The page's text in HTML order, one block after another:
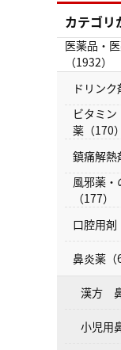
カテゴリ
医薬品・
（1932）
ドリンク
ビタミ
薬（170）
鎮痛解熱
風邪薬
（177）
口腔用剤
鼻炎薬（
漢方 鼻
小児用